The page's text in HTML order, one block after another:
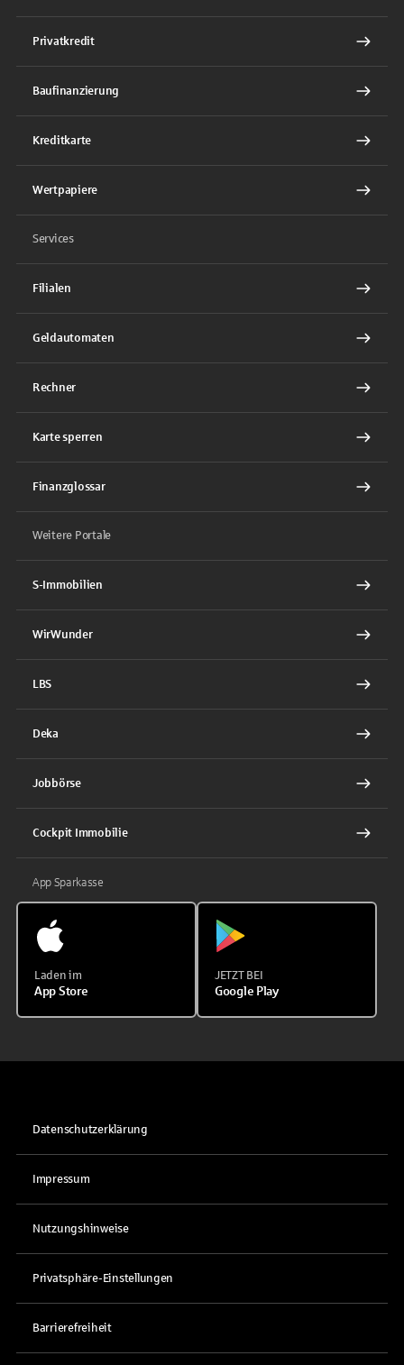
Privatkredit
Baufinanzierung
Kreditkarte
Wertpapiere
Services
Filialen
Geldautomaten
Rechner
Karte sperren
Finanzglossar
Weitere Portale
S-Immobilien
WirWunder
LBS
Deka
Jobbörse
Cockpit Immobilie
App Sparkasse
Laden im
App Store
JETZT BEI
Google Play
Datenschutzerklärung
Impressum
Nutzungshinweise
Privatsphäre-Einstellungen
Barrierefreiheit